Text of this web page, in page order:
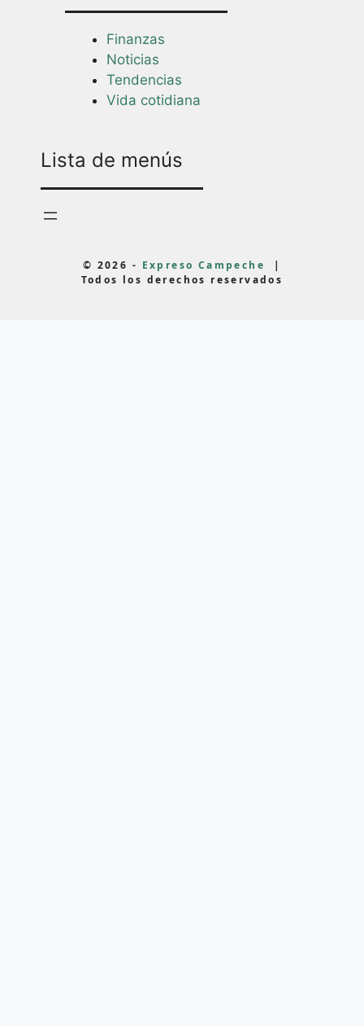
Finanzas
Noticias
Tendencias
Vida cotidiana
Lista de menús
© 2026 - Expreso Campeche
|
Todos los derechos reservados